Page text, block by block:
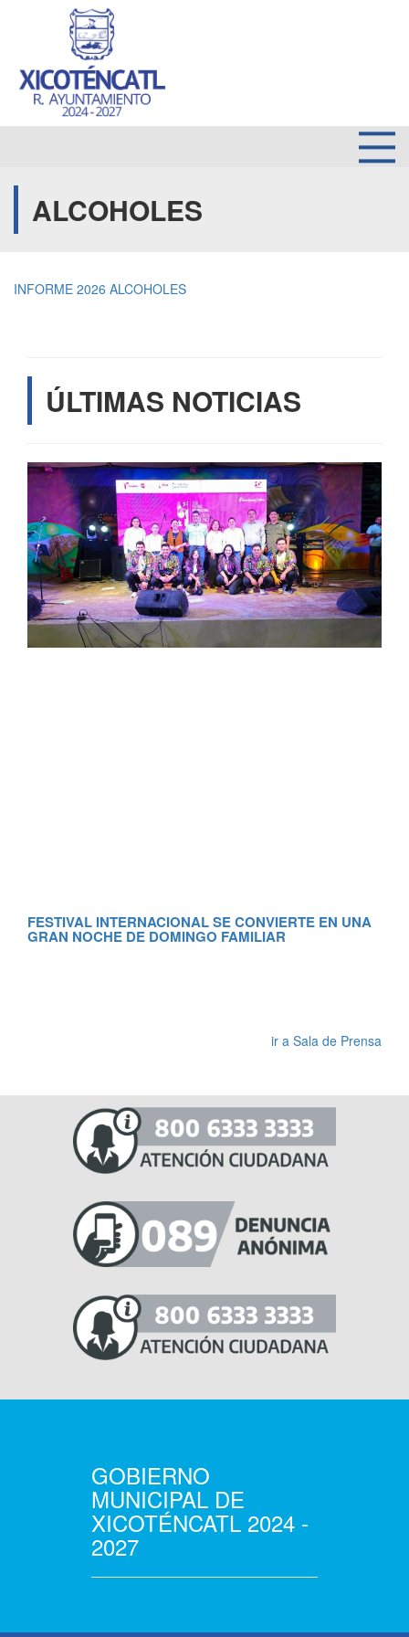
ALCOHOLES
INFORME 2026 ALCOHOLES
ÚLTIMAS NOTICIAS
FESTIVAL INTERNACIONAL SE CONVIERTE EN UNA
GRAN NOCHE DE DOMINGO FAMILIAR
ir a Sala de Prensa
GOBIERNO
MUNICIPAL DE
XICOTÉNCATL 2024 -
2027